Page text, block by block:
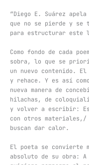
“Diego E. Suárez
que no se pierde y se
para estructurar este
Como fondo de cada
sobra, lo que se
un nuevo contenido.
y rehace. Y es así
nueva manera de
hilachas, de
y volver a escribir:
con otros materiales,/
buscan dar calor.
El poeta se convierte
absoluto de su obra: